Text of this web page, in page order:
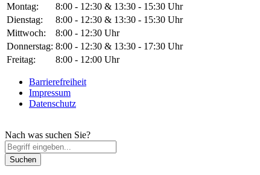
Montag:
8:00 - 12:30 & 13:30 - 15:30 Uhr
Dienstag:
8:00 - 12:30 & 13:30 - 15:30 Uhr
Mittwoch:
8:00 - 12:30 Uhr
Donnerstag: 8:00 - 12:30 & 13:30 - 17:30 Uhr
Freitag:
8:00 - 12:00 Uhr
Barrierefreiheit
Impressum
Datenschutz
Nach was suchen Sie?